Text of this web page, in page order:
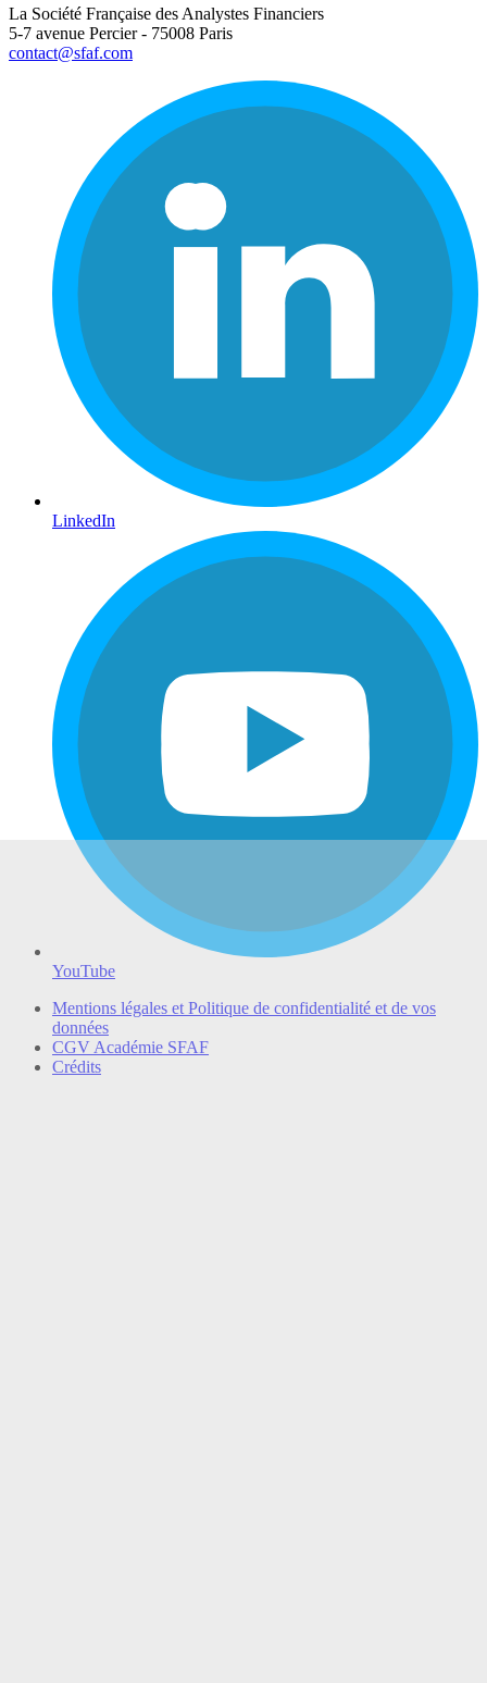
La Société Française des Analystes Financiers
5-7 avenue Percier - 75008 Paris
contact@sfaf.com
LinkedIn
YouTube
Mentions légales et Politique de confidentialité et de vos
données
CGV Académie SFAF
Crédits